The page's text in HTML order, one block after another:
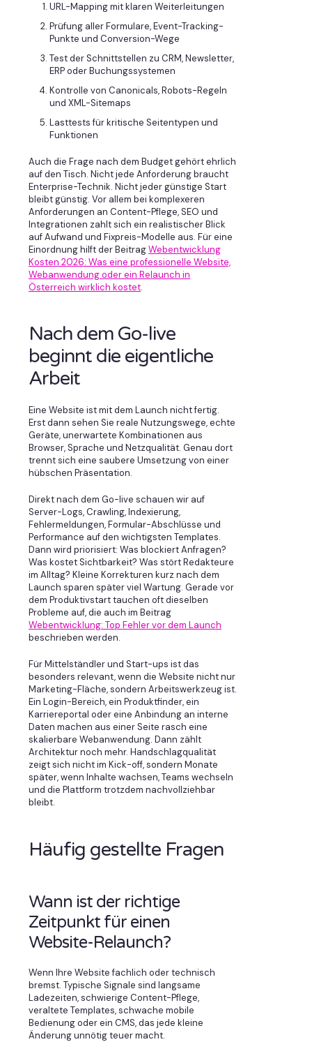
URL-Mapping mit klaren Weiterleitungen
Prüfung aller Formulare, Event-Tracking-
Punkte und Conversion-Wege
Test der Schnittstellen zu CRM, Newsletter,
ERP oder Buchungssystemen
Kontrolle von Canonicals, Robots-Regeln
und XML-Sitemaps
Lasttests für kritische Seitentypen und
Funktionen
Auch die Frage nach dem Budget gehört ehrlich
auf den Tisch. Nicht jede Anforderung braucht
Enterprise-Technik. Nicht jeder günstige Start
bleibt günstig. Vor allem bei komplexeren
Anforderungen an Content-Pflege, SEO und
Integrationen zahlt sich ein realistischer Blick
auf Aufwand und Fixpreis-Modelle aus. Für eine
Einordnung hilft der BeitragWebentwicklung
Kosten 2026: Was eine professionelle Website,
Webanwendung oder ein Relaunch in
Österreich wirklich kostet.
Nach dem Go-live
beginnt die eigentliche
Arbeit
Eine Website ist mit dem Launch nicht fertig.
Erst dann sehen Sie reale Nutzungswege, echte
Geräte, unerwartete Kombinationen aus
Browser, Sprache und Netzqualität. Genau dort
trennt sich eine saubere Umsetzung von einer
hübschen Präsentation.
Direkt nach dem Go-live schauen wir auf
Server-Logs, Crawling, Indexierung,
Fehlermeldungen, Formular-Abschlüsse und
Performance auf den wichtigsten Templates.
Dann wird priorisiert: Was blockiert Anfragen?
Was kostet Sichtbarkeit? Was stört Redakteure
im Alltag? Kleine Korrekturen kurz nach dem
Launch sparen später viel Wartung. Gerade vor
dem Produktivstart tauchen oft dieselben
Probleme auf, die auch im Beitrag
Webentwicklung: Top Fehler vor dem Launch
beschrieben werden.
Für Mittelständler und Start-ups ist das
besonders relevant, wenn die Website nicht nur
Marketing-Fläche, sondern Arbeitswerkzeug ist.
Ein Login-Bereich, ein Produktfinder, ein
Karriereportal oder eine Anbindung an interne
Daten machen aus einer Seite rasch eine
skalierbare Webanwendung. Dann zählt
Architektur noch mehr. Handschlagqualität
zeigt sich nicht im Kick-off, sondern Monate
später, wenn Inhalte wachsen, Teams wechseln
und die Plattform trotzdem nachvollziehbar
bleibt.
Häufig gestellte Fragen
Wann ist der richtige
Zeitpunkt für einen
Website-Relaunch?
Wenn Ihre Website fachlich oder technisch
bremst. Typische Signale sind langsame
Ladezeiten, schwierige Content-Pflege,
veraltete Templates, schwache mobile
Bedienung oder ein CMS, das jede kleine
Änderung unnötig teuer macht.